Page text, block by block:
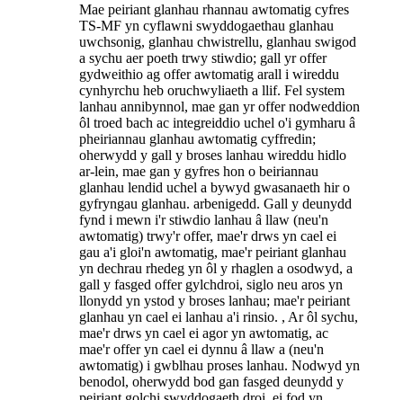
Mae peiriant glanhau rhannau awtomatig cyfres
TS-MF yn cyflawni swyddogaethau glanhau
uwchsonig, glanhau chwistrellu, glanhau swigod
a sychu aer poeth trwy stiwdio; gall yr offer
gydweithio ag offer awtomatig arall i wireddu
cynhyrchu heb oruchwyliaeth a llif. Fel system
lanhau annibynnol, mae gan yr offer nodweddion
ôl troed bach ac integreiddio uchel o'i gymharu â
pheiriannau glanhau awtomatig cyffredin;
oherwydd y gall y broses lanhau wireddu hidlo
ar-lein, mae gan y gyfres hon o beiriannau
glanhau lendid uchel a bywyd gwasanaeth hir o
gyfryngau glanhau. arbenigedd. Gall y deunydd
fynd i mewn i'r stiwdio lanhau â llaw (neu'n
awtomatig) trwy'r offer, mae'r drws yn cael ei
gau a'i gloi'n awtomatig, mae'r peiriant glanhau
yn dechrau rhedeg yn ôl y rhaglen a osodwyd, a
gall y fasged offer gylchdroi, siglo neu aros yn
llonydd yn ystod y broses lanhau; mae'r peiriant
glanhau yn cael ei lanhau a'i rinsio. , Ar ôl sychu,
mae'r drws yn cael ei agor yn awtomatig, ac
mae'r offer yn cael ei dynnu â llaw a (neu'n
awtomatig) i gwblhau proses lanhau. Nodwyd yn
benodol, oherwydd bod gan fasged deunydd y